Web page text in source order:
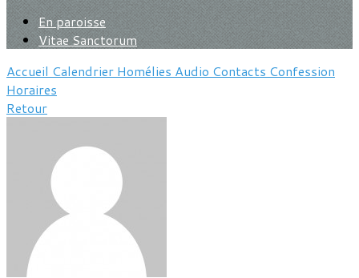
En paroisse
Vitae Sanctorum
Accueil Calendrier Homélies Audio Contacts Confession
Horaires
Retour